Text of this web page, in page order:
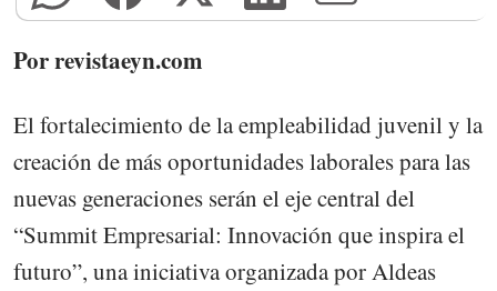
Por revistaeyn.com
El fortalecimiento de la empleabilidad juvenil y la
creación de más oportunidades laborales para las
nuevas generaciones serán el eje central del
“Summit Empresarial: Innovación que inspira el
futuro”, una iniciativa organizada por Aldeas